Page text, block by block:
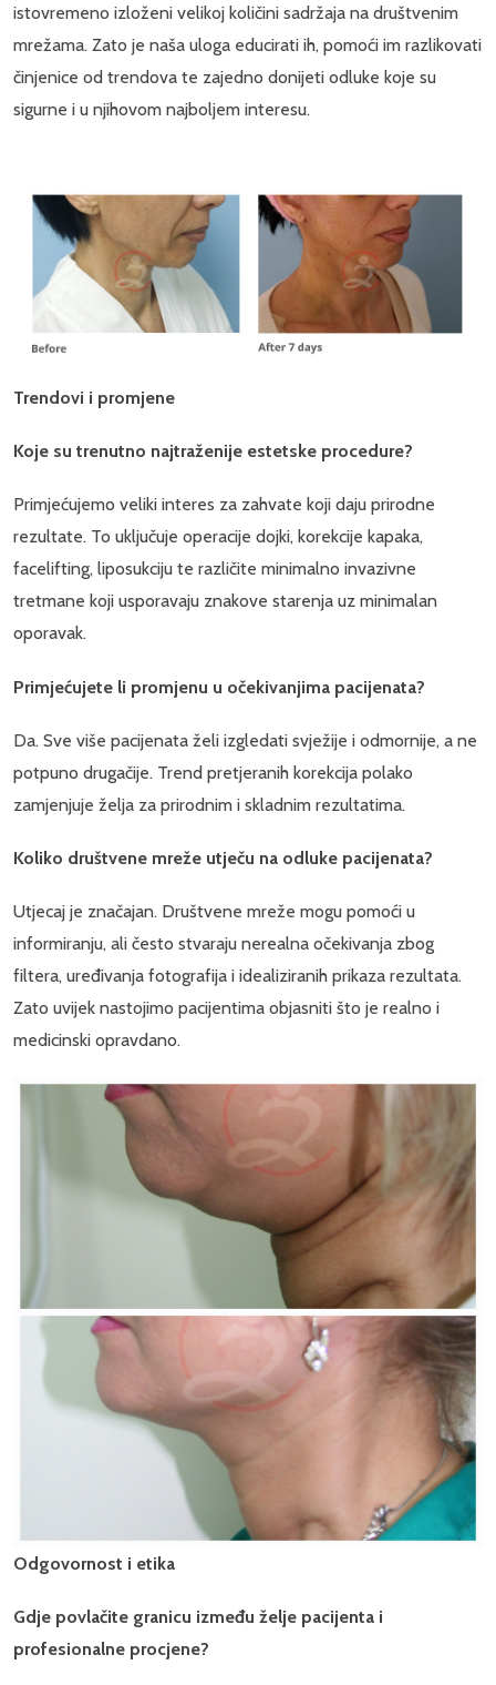
istovremeno izloženi velikoj količini sadržaja na društvenim
mrežama. Zato je naša uloga educirati ih, pomoći im razlikovati
činjenice od trendova te zajedno donijeti odluke koje su
sigurne i u njihovom najboljem interesu.
Trendovi i promjene
Koje su trenutno najtraženije estetske procedure?
Primjećujemo veliki interes za zahvate koji daju prirodne
rezultate. To uključuje operacije dojki, korekcije kapaka,
facelifting, liposukciju te različite minimalno invazivne
tretmane koji usporavaju znakove starenja uz minimalan
oporavak.
Primjećujete li promjenu u očekivanjima pacijenata?
Da. Sve više pacijenata želi izgledati svježije i odmornije, a ne
potpuno drugačije. Trend pretjeranih korekcija polako
zamjenjuje želja za prirodnim i skladnim rezultatima.
Koliko društvene mreže utječu na odluke pacijenata?
Utjecaj je značajan. Društvene mreže mogu pomoći u
informiranju, ali često stvaraju nerealna očekivanja zbog
filtera, uređivanja fotografija i idealiziranih prikaza rezultata.
Zato uvijek nastojimo pacijentima objasniti što je realno i
medicinski opravdano.
Odgovornost i etika
Gdje povlačite granicu između želje pacijenta i
profesionalne procjene?